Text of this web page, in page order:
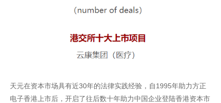
天元在资本市场具有近30年的法律实践经验，自1995年助力方正
电子香港上市后，开启了往后数十年助力中国企业登陆香港资本市